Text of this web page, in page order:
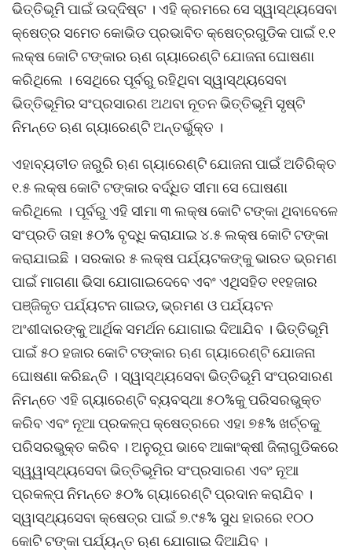
ଭିତ୍ତିଭୂମି ପାଇଁ ଉଦ୍ଦିଷ୍ଟ । ଏହି କ୍ରମରେ ସେ ସ୍ୱାସ୍ଥ୍ୟସେବା
କ୍ଷେତ୍ର ସମେତ କୋଭିଡ ପ୍ରଭାବିତ କ୍ଷେତ୍ରଗୁଡିକ ପାଇଁ ୧.୧
ଲକ୍ଷ କୋଟି ଟଙ୍କାର ଋଣ ଗ୍ୟାରେଣ୍ଟି ଯୋଜନା ଘୋଷଣା
କରିଥିଲେ । ସେଥିରେ ପୂର୍ବରୁ ରହିଥିବା ସ୍ୱାସ୍ଥ୍ୟସେବା
ଭିତ୍ତିଭୂମିର ସଂପ୍ରସାରଣ ଅଥବା ନୂତନ ଭିତ୍ତିଭୂମି ସୃଷ୍ଟି
ନିମନ୍ତେ ଋଣ ଗ୍ୟାରେଣ୍ଟି ଅନ୍ତର୍ଭୁକ୍ତ ।
ଏହାବ୍ୟତୀତ ଜରୁରି ଋଣ ଗ୍ୟାରେଣ୍ଟି ଯୋଜନା ପାଇଁ ଅତିରିକ୍ତ
୧.୫ ଲକ୍ଷ କୋଟି ଟଙ୍କାର ବର୍ଦ୍ଧିତ ସୀମା ସେ ଘୋଷଣା
କରିଥିଲେ । ପୂର୍ବରୁ ଏହି ସୀମା ୩ ଲକ୍ଷ କୋଟି ଟଙ୍କା ଥିବାବେଳେ
ସଂପ୍ରତି ତାହା ୫୦% ବୃଦ୍ଧି କରାଯାଇ ୪.୫ ଲକ୍ଷ କୋଟି ଟଙ୍କା
କରାଯାଇଛି । ସରକାର ୫ ଲକ୍ଷ ପର୍ଯ୍ୟଟକଙ୍କୁ ଭାରତ ଭ୍ରମଣ
ପାଇଁ ମାଗଣା ଭିସା ଯୋଗାଇଦେବେ ଏବଂ ଏଥିସହିତ ୧୧ହଜାର
ପଞ୍ଜିକୃତ ପର୍ଯ୍ୟଟନ ଗାଇଡ, ଭ୍ରମଣ ଓ ପର୍ଯ୍ୟଟନ
ଅଂଶୀଦାରଙ୍କୁ ଆର୍ଥିକ ସମର୍ଥନ ଯୋଗାଇ ଦିଆଯିବ । ଭିତ୍ତିଭୂମି
ପାଇଁ ୫୦ ହଜାର କୋଟି ଟଙ୍କାର ଋଣ ଗ୍ୟାରେଣ୍ଟି ଯୋଜନା
ଘୋଷଣା କରିଛନ୍ତି । ସ୍ୱାସ୍ଥ୍ୟସେବା ଭିତ୍ତିଭୂମି ସଂପ୍ରସାରଣ
ନିମନ୍ତେ ଏହି ଗ୍ୟାରେଣ୍ଟି ବ୍ୟବସ୍ଥା ୫୦%କୁ ପରିସରଭୁକ୍ତ
କରିବ ଏବଂ ନୂଆ ପ୍ରକଳ୍ପ କ୍ଷେତ୍ରରେ ଏହା ୭୫% ଖର୍ଚ୍ଚକୁ
ପରିସରଭୁକ୍ତ କରିବ । ଅନୁରୂପ ଭାବେ ଆକାଂକ୍ଷୀ ଜିଲାଗୁଡିକରେ
ସ୍ୱ୍ୱାସ୍ଥ୍ୟସେବା ଭିତ୍ତିଭୂମିର ସଂପ୍ରସାରଣ ଏବଂ ନୂଆ
ପ୍ରକଳ୍ପ ନିମନ୍ତେ ୫୦% ଗ୍ୟାରେଣ୍ଟି ପ୍ରଦାନ କରାଯିବ ।
ସ୍ୱାସ୍ଥ୍ୟସେବା କ୍ଷେତ୍ର ପାଇଁ ୭.୯୫% ସୁଧ ହାରରେ ୧୦୦
କୋଟି ଟଙ୍କା ପର୍ଯ୍ୟନ୍ତ ଋଣ ଯୋଗାଇ ଦିଆଯିବ ।